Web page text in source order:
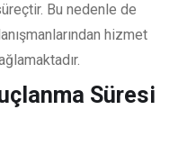
Bu nedenle de
hizmet
Süresi